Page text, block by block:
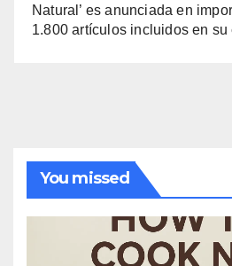
Natural’ es anunciada en
1.800 artículos incluidos en su
You missed